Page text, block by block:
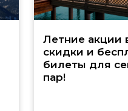
Летние акции
скидки и
билеты для
пар!